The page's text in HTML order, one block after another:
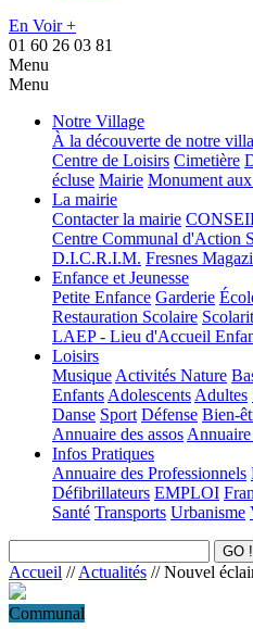
En Voir +
01 60 26 03 81
Menu
Menu
Notre Village
À la découverte de notre
Centre de Loisirs Cimetière
écluse Mairie Monument
La mairie
Contacter la mairie
Centre Communal d'Action
D.I.C.R.I.M. Fresnes
Enfance et Jeunesse
Petite Enfance Garderie
Restauration Scolaire
LAEP - Lieu d'Accueil
Loisirs
MusiqueActivités Nature
EnfantsAdolescentsAdultes
Danse Sport Défense Bien-
Annuaire des assosAnnuaire
Infos Pratiques
Annuaire des Professionnels
Défibrillateurs EMPLOI
Santé Transports Urbanisme
Accueil //Actualités // Nouvel
Communal